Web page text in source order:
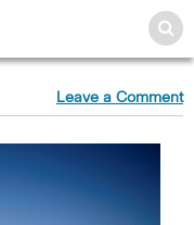
Leave a Comment